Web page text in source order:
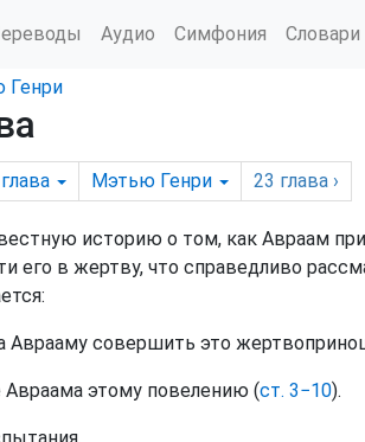
Аудио Симфония Словари
Генри
глава Мэтью Генри 23 глава ›
историю о том, как Авраам
его в жертву, что справедливо
Аврааму совершить это
этому повелению (ст. 3−10).